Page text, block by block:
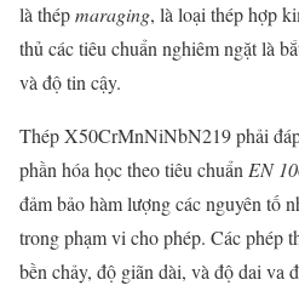
là thépmaraging, là loại thép hợp
thủ các tiêu chuẩn nghiêm ngặt là
và độ tin cậy.
Thép X50CrMnNiNbN219 phải
phần hóa học theo tiêu chuẩnEN
đảm bảo hàm lượng các nguyên tố
trong phạm vi cho phép. Các phép
bền chảy, độ giãn dài, và độ dai va